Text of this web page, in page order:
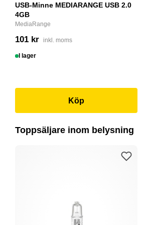
USB-Minne MEDIARANGE USB 2.0
4GB
MediaRange
101 kr inkl. moms
I lager
Köp
Toppsäljare inom belysning